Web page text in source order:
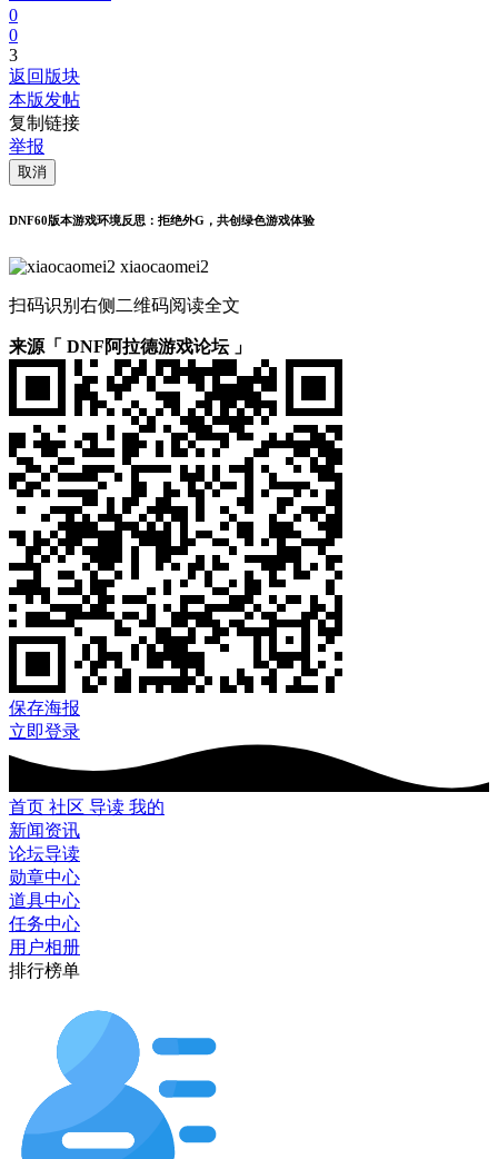
0
0
3
返回版块
本版发帖
复制链接
举报
取消
DNF60版本游戏环境反思：拒绝外G，共创绿色游戏体验
xiaocaomei2
扫码识别右侧二维码阅读全文
来源「 DNF阿拉德游戏论坛 」
保存海报
立即登录
首页 社区 导读 我的
新闻资讯
论坛导读
勋章中心
道具中心
任务中心
用户相册
排行榜单